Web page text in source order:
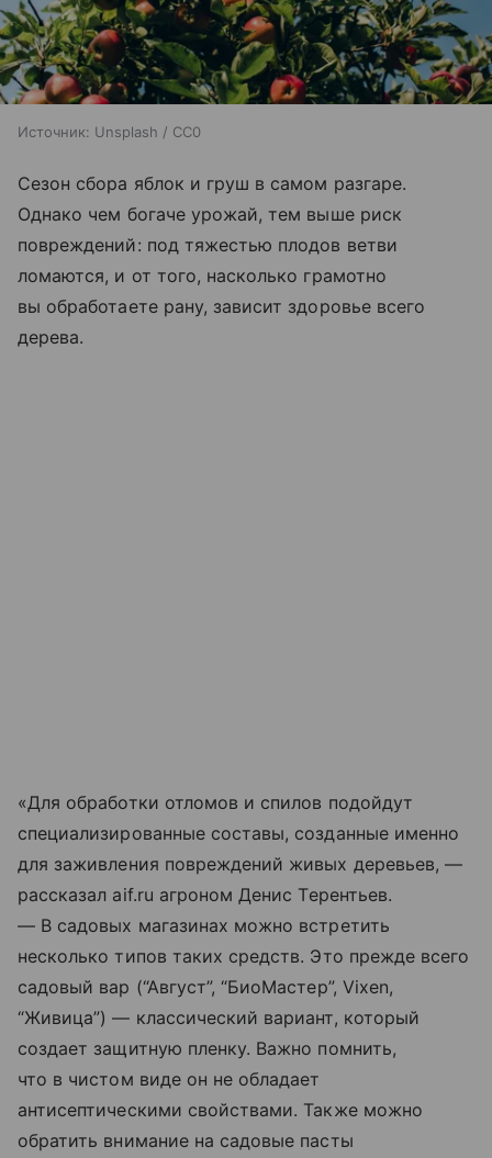
Источник: Unsplash / CC0
Сезон сбора яблок и груш в самом разгаре.
Однако чем богаче урожай, тем выше риск
повреждений: под тяжестью плодов ветви
ломаются, и от того, насколько грамотно
вы обработаете рану, зависит здоровье всего
дерева.
«Для обработки отломов и спилов подойдут
специализированные составы, созданные именно
для заживления повреждений живых деревьев, —
рассказал aif.ru агроном Денис Терентьев.
— В садовых магазинах можно встретить
несколько типов таких средств. Это прежде всего
садовый вар (“Август”, “БиоМастер”, Vixen,
“Живица”) — классический вариант, который
создает защитную пленку. Важно помнить,
что в чистом виде он не обладает
антисептическими свойствами. Также можно
обратить внимание на садовые пасты